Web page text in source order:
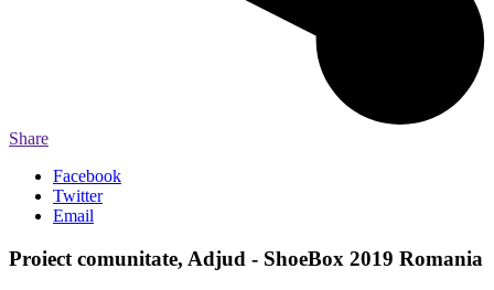
Share
Facebook
Twitter
Email
Proiect comunitate, Adjud - ShoeBox 2019 Romania